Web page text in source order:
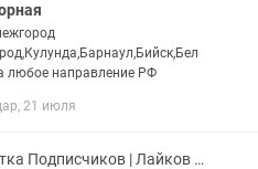
любое направление РФ
21 июля
Накрутка Подписчиков | Лайков | Instagram | TikTok | YouTube